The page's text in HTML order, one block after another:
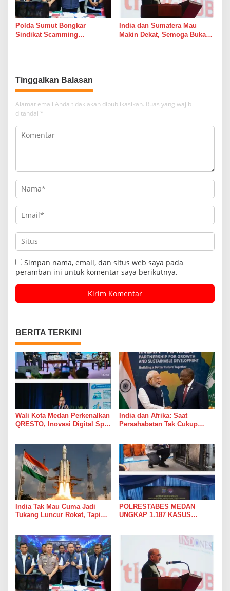
Polda Sumut Bongkar
Sindikat Scamming
India dan Sumatera Mau
Makin Dekat, Semoga Bukan
Tinggalkan Balasan
Alamat email Anda tidak akan dipublikasikan. Ruas yang wajib
ditandai *
Simpan nama, email, dan situs web saya pada
peramban ini untuk komentar saya berikutnya.
BERITA TERKINI
Wali Kota Medan Perkenalkan
QRESTO, Inovasi Digital Split
Leadership Dialogue 2026
India dan Afrika: Saat
Persahabatan Tak Cukup
India Tak Mau Cuma Jadi
Tukang Luncur Roket, Tapi
POLRESTABES MEDAN
UNGKAP 1.187 KASUS
KILOGRAM BARANG BUKTI